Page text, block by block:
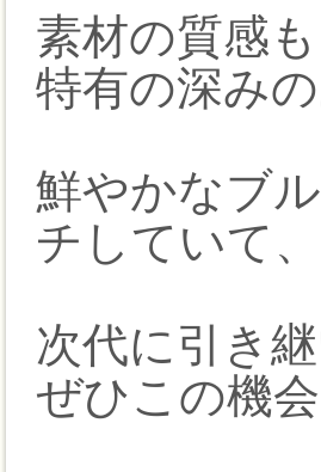
素材の質感
特有の深み
鮮やかなブ
チしていて
次代に引き
ぜひこの機